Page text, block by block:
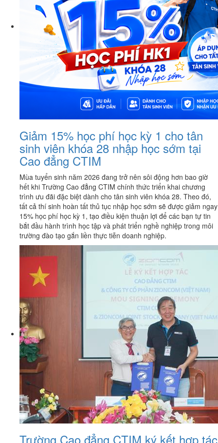
Giảm 15% học phí học kỳ 1 cho tân
sinh viên khóa 28 nhập học sớm tại
Cao đẳng CTIM
Mùa tuyển sinh năm 2026 đang trở nên sôi động hơn bao giờ
hết khi Trường Cao đẳng CTIM chính thức triển khai chương
trình ưu đãi đặc biệt dành cho tân sinh viên khóa 28. Theo đó,
tất cả thí sinh hoàn tất thủ tục nhập học sớm sẽ được giảm ngay
15% học phí học kỳ 1, tạo điều kiện thuận lợi để các bạn tự tin
bắt đầu hành trình học tập và phát triển nghề nghiệp trong môi
trường đào tạo gắn liền thực tiễn doanh nghiệp.
Trường Cao đẳng CTIM ký kết hợp tác